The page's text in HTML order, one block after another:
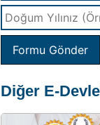
Formu Gönder
Diğer E-